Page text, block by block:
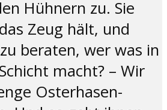
Hühnern zu. Sie
Zeug hält, und
beraten, wer was in
macht? – Wir
Osterhasen-